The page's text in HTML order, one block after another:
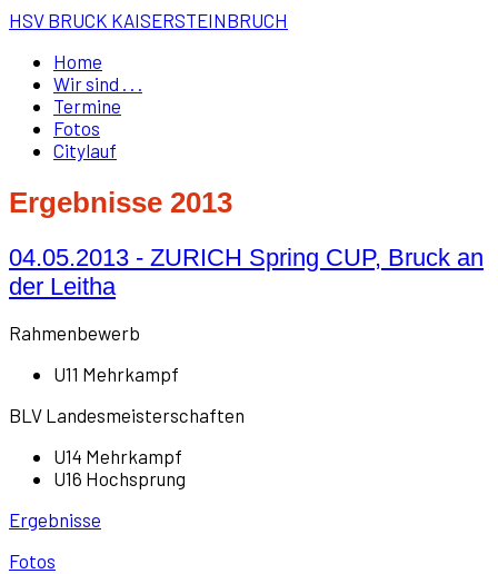
HSV BRUCK KAISERSTEINBRUCH
Home
Wir sind . . .
Termine
Fotos
Citylauf
Ergebnisse 2013
04.05.2013 - ZURICH Spring CUP, Bruck an
der Leitha
Rahmenbewerb
U11 Mehrkampf
BLV Landesmeisterschaften
U14 Mehrkampf
U16 Hochsprung
Ergebnisse
Fotos